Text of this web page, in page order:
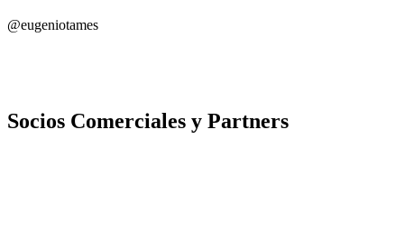
@eugeniotames
Socios Comerciales y Partners